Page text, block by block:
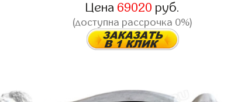
Цена 69020 руб.
(доступна рассрочка 0%)